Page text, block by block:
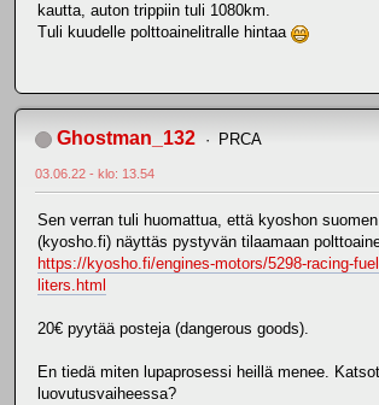
kautta, auton trippiin tuli 1080km.
Tuli kuudelle polttoainelitralle hintaa
Ghostman_132 PRCA
03.06.22 - klo: 13.54
Sen verran tuli huomattua, että kyoshon
(kyosho.fi) näyttäs pystyvän tilaamaan
https://kyosho.fi/engines-motors/5298-racing-
liters.html
20€ pyytää posteja (dangerous goods).
En tiedä miten lupaprosessi heillä menee.
luovutusvaiheessa?